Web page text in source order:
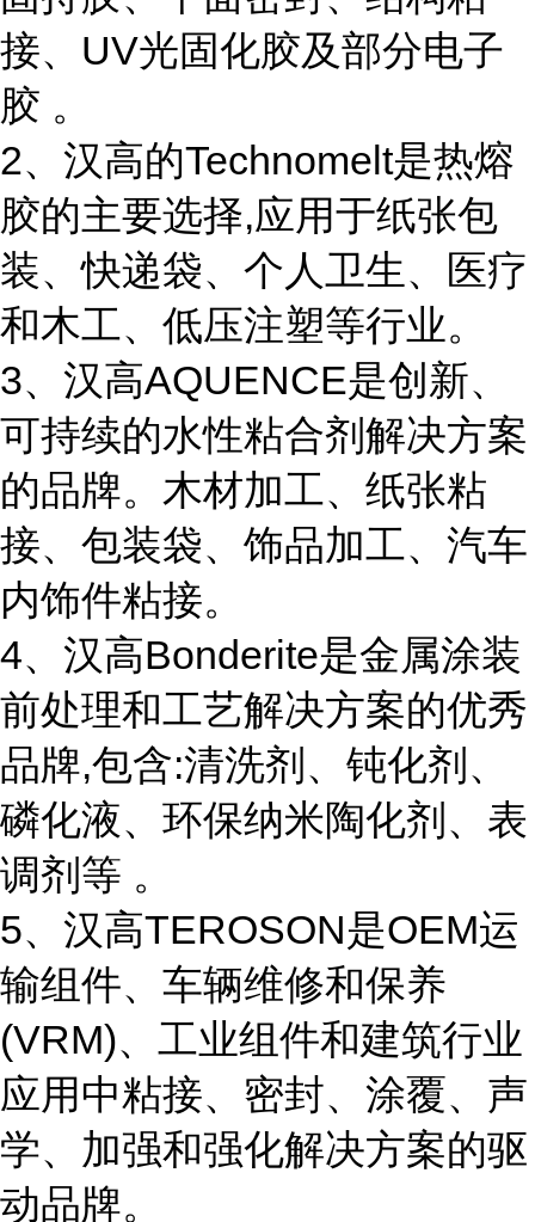
接、UV光固化胶及部分电子
胶 。
2、汉高的Technomelt是热熔
胶的主要选择,应用于纸张包
装、快递袋、个人卫生、医疗
和木工、低压注塑等行业。
3、汉高AQUENCE是创新、
可持续的水性粘合剂解决方案
的品牌。木材加工、纸张粘
接、包装袋、饰品加工、汽车
内饰件粘接。
4、汉高Bonderite是金属涂装
前处理和工艺解决方案的优秀
品牌,包含:清洗剂、钝化剂、
磷化液、环保纳米陶化剂、表
调剂等 。
5、汉高TEROSON是OEM运
输组件、车辆维修和保养
(VRM)、工业组件和建筑行业
应用中粘接、密封、涂覆、声
学、加强和强化解决方案的驱
动品牌。